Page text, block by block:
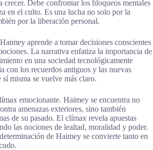
crecer. Debe confrontar los bloqueos mentales
en el culto. Es una lucha no solo por la
por la liberación personal.
aprende a tomar decisiones conscientes
La narrativa enfatiza la importancia de
en una sociedad tecnológicamente
con los recuerdos antiguos y las nuevas
sí misma se vuelve más claro.
emocionante. Haimey se encuentra no
amenazas exteriores, sino también
de su pasado. El clímax revela apuestas
las nociones de lealtad, moralidad y poder.
de Haimey se convierte tanto en